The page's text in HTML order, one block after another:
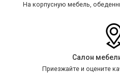
На корпусную мебель,
Салон
Приезжайте и оцените